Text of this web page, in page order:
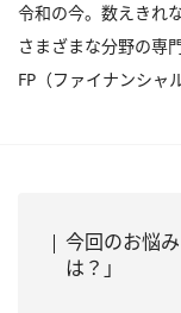
令和の今。数えきれ
さまざまな分野の専
FP（ファイナンシャ
今回のお悩
は？」